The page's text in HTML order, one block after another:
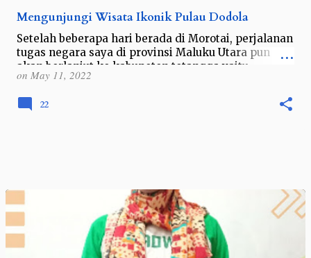
Mengunjungi Wisata Ikonik Pulau Dodola
Setelah beberapa hari berada di Morotai, perjalanan
tugas negara saya di provinsi Maluku Utara pun
akan berlanjut ke kabupeten tetangga yaitu
Kabupaten Halmahera Utara. Namun mes…
on May 11, 2022
22